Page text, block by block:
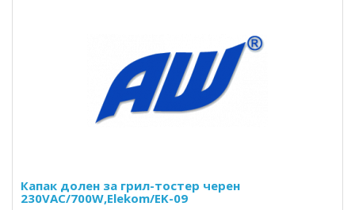
Капак долен за грил-тостер черен
230VAC/700W,Elekom/EK-09